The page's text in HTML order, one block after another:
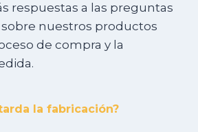
respuestas a las preguntas
nuestros productos
de compra y la
la fabricación?